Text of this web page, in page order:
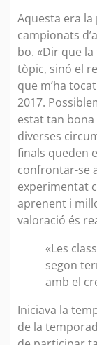
Aquesta era
campionats
bo. «Dir que
tòpic, sinó el
que m’ha
2017.
estat tan
diverses
finals queden
confrontar-se
experimentat
aprenent i
valoració és
«Les
segon
amb el
Iniciava la
de la